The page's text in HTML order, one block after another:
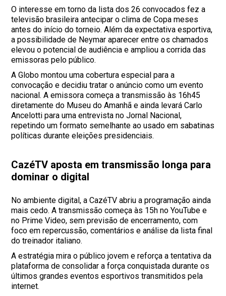
O interesse em torno da lista dos 26 convocados fez a
televisão brasileira antecipar o clima de Copa meses
antes do início do torneio. Além da expectativa esportiva,
a possibilidade de Neymar aparecer entre os chamados
elevou o potencial de audiência e ampliou a corrida das
emissoras pelo público.
A Globo montou uma cobertura especial para a
convocação e decidiu tratar o anúncio como um evento
nacional. A emissora começa a transmissão às 16h45
diretamente do Museu do Amanhã e ainda levará Carlo
Ancelotti para uma entrevista no Jornal Nacional,
repetindo um formato semelhante ao usado em sabatinas
políticas durante eleições presidenciais.
CazéTV aposta em transmissão longa para
dominar o digital
No ambiente digital, a CazéTV abriu a programação ainda
mais cedo. A transmissão começa às 15h no YouTube e
no Prime Video, sem previsão de encerramento, com
foco em repercussão, comentários e análise da lista final
do treinador italiano.
A estratégia mira o público jovem e reforça a tentativa da
plataforma de consolidar a força conquistada durante os
últimos grandes eventos esportivos transmitidos pela
internet.